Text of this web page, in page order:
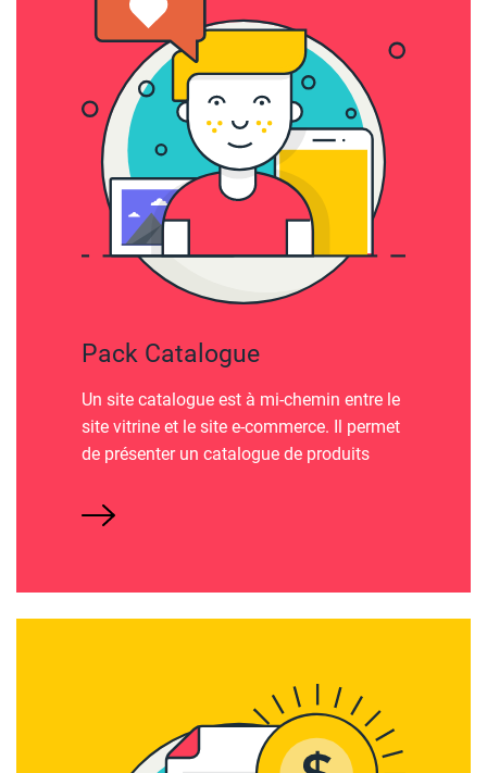
Pack Catalogue
Un site catalogue est à mi-chemin entre le
site vitrine et le site e-commerce. Il permet
de présenter un catalogue de produits